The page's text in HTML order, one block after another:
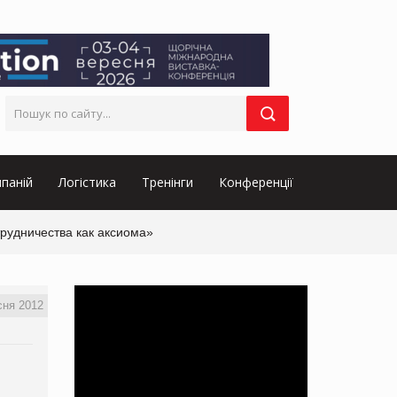
Логістика Тренінги Конференції
как аксиома»
2012